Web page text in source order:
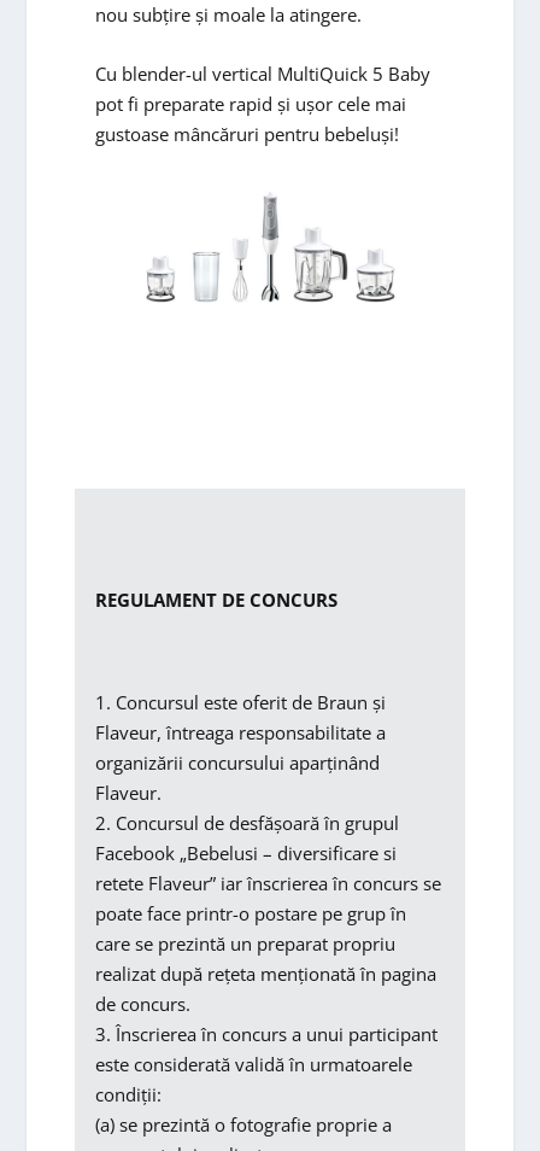
nou subțire și moale la atingere.
Cu blender-ul vertical MultiQuick 5 Baby
pot fi preparate rapid și ușor cele mai
gustoase mâncăruri pentru bebeluși!
REGULAMENT DE CONCURS
1. Concursul este oferit de Braun și
Flaveur, întreaga responsabilitate a
organizării concursului aparținând
Flaveur.
2. Concursul de desfășoară în grupul
Facebook „Bebelusi – diversificare si
retete Flaveur” iar înscrierea în concurs se
poate face printr-o postare pe grup în
care se prezintă un preparat propriu
realizat după rețeta menționată în pagina
de concurs.
3. Înscrierea în concurs a unui participant
este considerată validă în urmatoarele
condiții:
(a) se prezintă o fotografie proprie a